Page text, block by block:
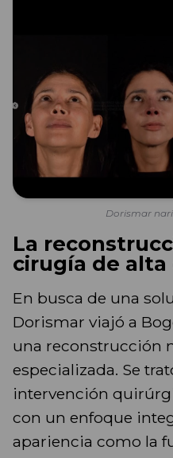
Dorismar
La
cirugía de
En busca de una
Dorismar viajó a
una reconstrucción
especializada. Se
intervención
con un enfoque
apariencia como la